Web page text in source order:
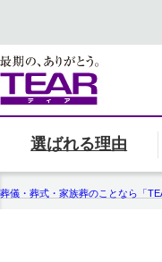
選ばれる理由
選ばれる理
「テ
葬儀・葬式・家族葬のことなら「